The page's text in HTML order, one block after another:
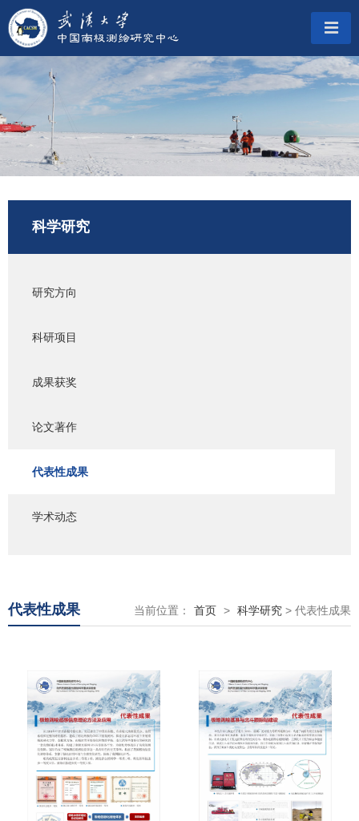
科学研究
研究方向
科研项目
成果获奖
论文著作
代表性成果
学术动态
代表性成果 当前位置： 首页 > 科学研究 > 代表性成果